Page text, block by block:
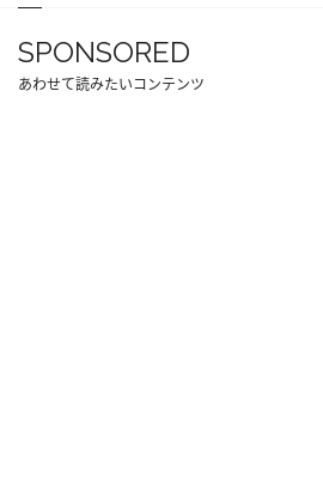
SPONSORED
あわせて読みたいコンテンツ